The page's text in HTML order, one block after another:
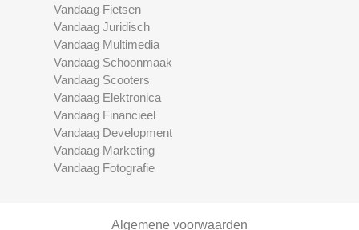
Vandaag Fietsen
Vandaag Juridisch
Vandaag Multimedia
Vandaag Schoonmaak
Vandaag Scooters
Vandaag Elektronica
Vandaag Financieel
Vandaag Development
Vandaag Marketing
Vandaag Fotografie
Algemene voorwaarden